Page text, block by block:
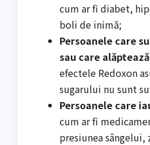
cum ar fi diabet,
boli de inimă;
Persoanele care
sau care alăptează
efectele Redoxon
sugarului nu sunt
Persoanele care
cum ar fi
presiunea sângelui,